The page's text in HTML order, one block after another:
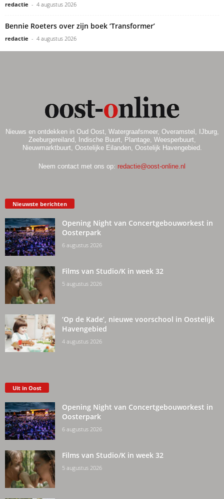
redactie - 4 augustus 2026
Bennie Roeters over zijn boek ‘Transformer’
redactie - 4 augustus 2026
Nieuws en ontdekken in Oud Oost, Watergraafsmeer, Overamstel, IJburg,
Zeeburgereiland, Indische Buurt, Plantage, Weesperbuurt,
Nieuwmarktbuurt, Oostelijke Eilanden, Oostelijk Havengebied.
Neem contact met ons op: redactie@oost-online.nl
Nieuwste berichten
Opening Night van Concertgebouworkest in
Oosterpark
6 augustus 2026
Films van Studio/K in week 32
5 augustus 2026
‘Op de Kade’, nieuwe voorschool in Oostelijk
Havengebied
4 augustus 2026
Uit in Oost
Opening Night van Concertgebouworkest in
Oosterpark
6 augustus 2026
Films van Studio/K in week 32
5 augustus 2026